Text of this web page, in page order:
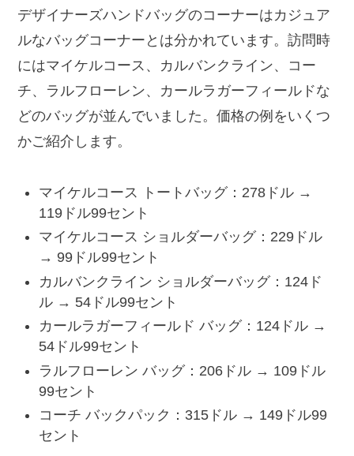
デザイナーズハンドバッグのコーナーはカジュア
ルなバッグコーナーとは分かれています。訪問時
にはマイケルコース、カルバンクライン、コー
チ、ラルフローレン、カールラガーフィールドな
どのバッグが並んでいました。価格の例をいくつ
かご紹介します。
マイケルコース トートバッグ：278ドル →
119ドル99セント
マイケルコース ショルダーバッグ：229ドル
→ 99ドル99セント
カルバンクライン ショルダーバッグ：124ド
ル → 54ドル99セント
カールラガーフィールド バッグ：124ドル →
54ドル99セント
ラルフローレン バッグ：206ドル → 109ドル
99セント
コーチ バックパック：315ドル → 149ドル99
セント